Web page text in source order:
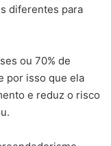
diferentes para
ou 70% de
por isso que ela
e reduz o risco